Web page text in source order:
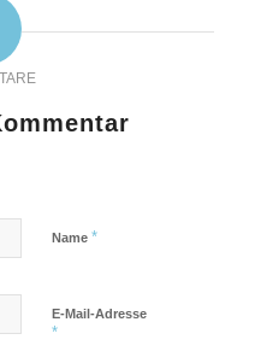
Name *
E-Mail-Adresse
*